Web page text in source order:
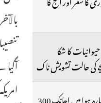
کا شکا
کی حالت تشویش ناک
ایئر انڈیا کا طیارہ ہوا میں اچانک 300